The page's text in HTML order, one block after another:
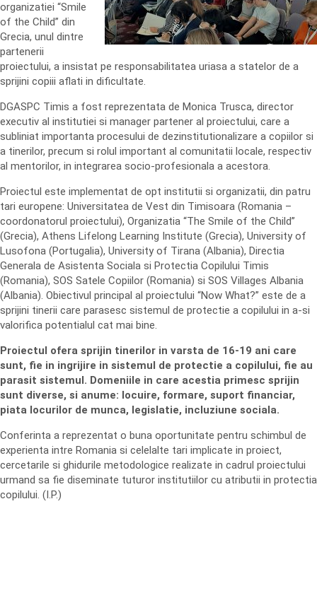
organizatiei “Smile
of the Child” din
Grecia, unul dintre
partenerii
proiectului, a insistat pe responsabilitatea uriasa a statelor de a
sprijini copiii aflati in dificultate.
DGASPC Timis a fost reprezentata de Monica Trusca, director
executiv al institutiei si manager partener al proiectului, care a
subliniat importanta procesului de dezinstitutionalizare a copiilor si
a tinerilor, precum si rolul important al comunitatii locale, respectiv
al mentorilor, in integrarea socio-profesionala a acestora.
Proiectul este implementat de opt institutii si organizatii, din patru
tari europene: Universitatea de Vest din Timisoara (Romania –
coordonatorul proiectului), Organizatia “The Smile of the Child”
(Grecia), Athens Lifelong Learning Institute (Grecia), University of
Lusofona (Portugalia), University of Tirana (Albania), Directia
Generala de Asistenta Sociala si Protectia Copilului Timis
(Romania), SOS Satele Copiilor (Romania) si SOS Villages Albania
(Albania). Obiectivul principal al proiectului “Now What?” este de a
sprijini tinerii care parasesc sistemul de protectie a copilului in a-si
valorifica potentialul cat mai bine.
Proiectul ofera sprijin tinerilor in varsta de 16-19 ani care
sunt, fie in ingrijire in sistemul de protectie a copilului, fie au
parasit sistemul. Domeniile in care acestia primesc sprijin
sunt diverse, si anume: locuire, formare, suport financiar,
piata locurilor de munca, legislatie, incluziune sociala.
Conferinta a reprezentat o buna oportunitate pentru schimbul de
experienta intre Romania si celelalte tari implicate in proiect,
cercetarile si ghidurile metodologice realizate in cadrul proiectului
urmand sa fie diseminate tuturor institutiilor cu atributii in protectia
copilului. (I.P.)